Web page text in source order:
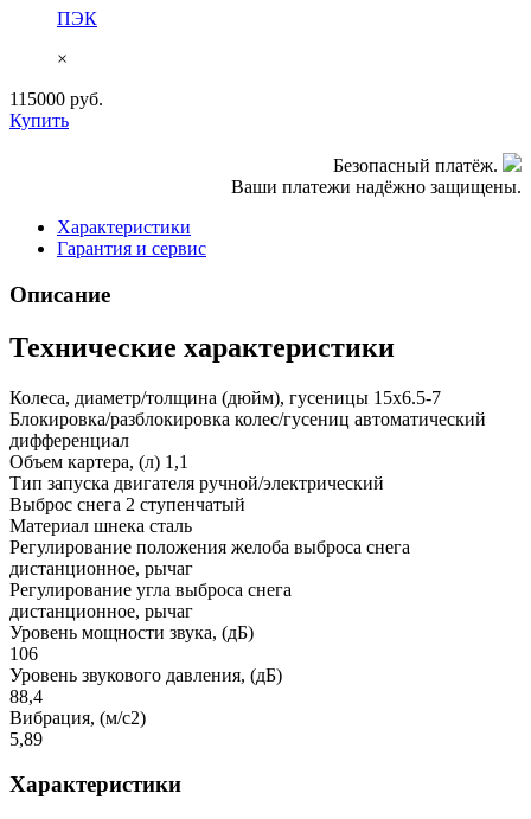
ПЭК
×
115000 руб.
Купить
Безопасный платёж.
Ваши платежи надёжно защищены.
Характеристики
Гарантия и сервис
Описание
Технические характеристики
Колеса, диаметр/толщина (дюйм), гусеницы 15х6.5-7
Блокировка/разблокировка колес/гусениц автоматический
дифференциал
Объем картера, (л) 1,1
Тип запуска двигателя ручной/электрический
Выброс снега 2 ступенчатый
Материал шнека сталь
Регулирование положения желоба выброса снега
дистанционное, рычаг
Регулирование угла выброса снега
дистанционное, рычаг
Уровень мощности звука, (дБ)
106
Уровень звукового давления, (дБ)
88,4
Вибрация, (м/с2)
5,89
Характеристики